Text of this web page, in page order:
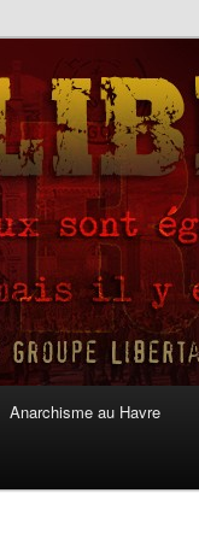
Anarchisme au Havre